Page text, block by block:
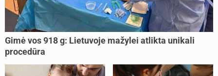
Gimė vos 918 g: Lietuvoje mažylei atlikta unikali
procedūra